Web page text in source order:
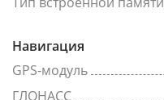
Навигация
GPS-модуль
ГЛОНАСС